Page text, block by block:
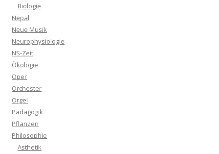
Biologie
Nepal
Neue Musik
Neurophysiologie
NS-Zeit
Ökologie
Oper
Orchester
Orgel
Pädagogik
Pflanzen
Philosophie
Ästhetik